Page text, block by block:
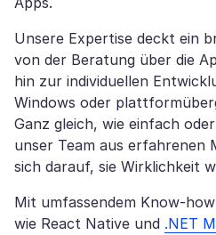
Unsere Expertise deckt ein
von der Beratung über die
hin zur individuellen
Windows oder
Ganz gleich, wie einfach
unser Team aus
sich darauf, sie Wirklichkeit
Mit umfassendem Know-
wie React Native und .NET